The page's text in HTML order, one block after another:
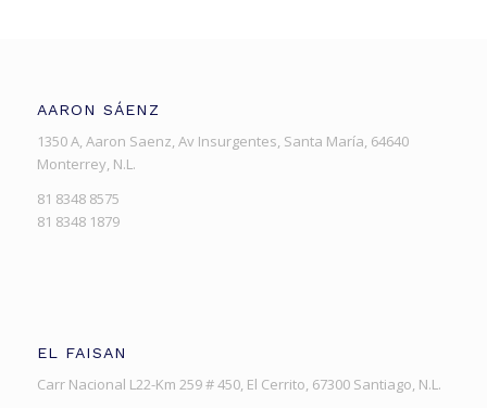
AARON SÁENZ
1350 A, Aaron Saenz, Av Insurgentes, Santa María, 64640
Monterrey, N.L.
81 8348 8575
81 8348 1879
EL FAISAN
Carr Nacional L22-Km 259 # 450, El Cerrito, 67300 Santiago, N.L.